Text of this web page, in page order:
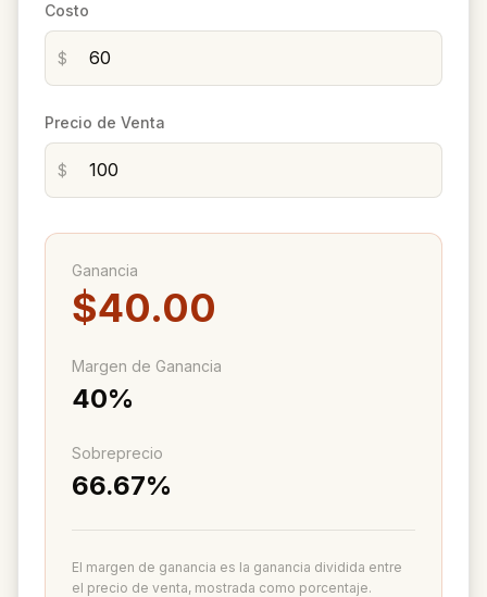
Costo
$
Precio de Venta
$
Ganancia
$40.00
Margen de Ganancia
40%
Sobreprecio
66.67%
El margen de ganancia es la ganancia dividida entre
el precio de venta, mostrada como porcentaje.